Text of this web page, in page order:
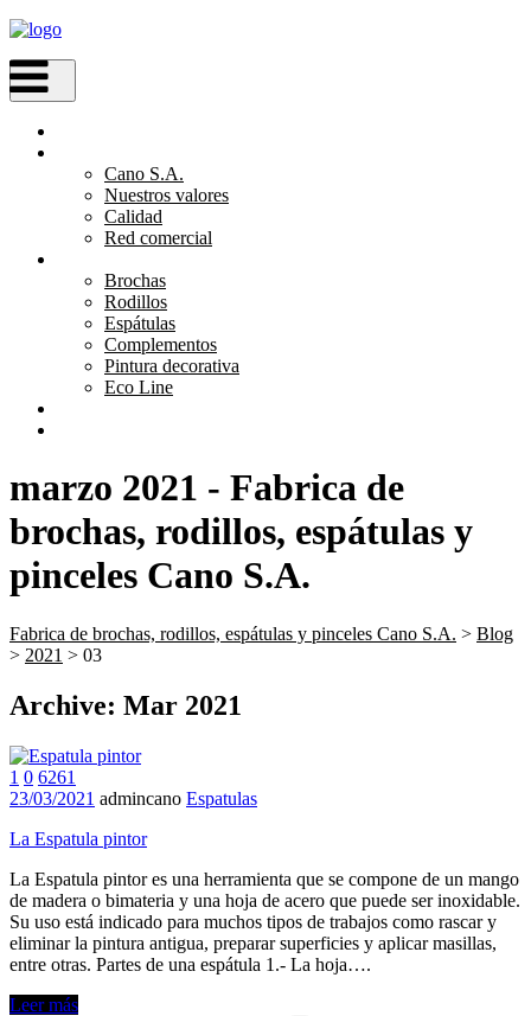
Cano S.A.
Nuestros valores
Calidad
Red comercial
Brochas
Rodillos
Espátulas
Complementos
Pintura decorativa
Eco Line
marzo 2021 - Fabrica de
brochas, rodillos, espátulas y
pinceles Cano S.A.
Fabrica de brochas, rodillos, espátulas y pinceles Cano S.A. > Blog
> 2021 > 03
Archive: Mar 2021
1 0 6261
23/03/2021 admincano Espatulas
La Espatula pintor
La Espatula pintor es una herramienta que se compone de un mango
de madera o bimateria y una hoja de acero que puede ser inoxidable.
Su uso está indicado para muchos tipos de trabajos como rascar y
eliminar la pintura antigua, preparar superficies y aplicar masillas,
entre otras. Partes de una espátula 1.- La hoja….
Leer más